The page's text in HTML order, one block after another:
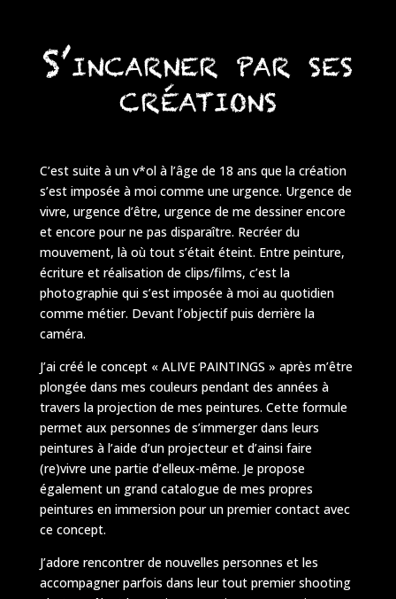
S’incarner par ses
créations
C’est suite à un v*ol à l’âge de 18 ans que la création
s’est imposée à moi comme une urgence. Urgence de
vivre, urgence d’être, urgence de me dessiner encore
et encore pour ne pas disparaître. Recréer du
mouvement, là où tout s’était éteint. Entre peinture,
écriture et réalisation de clips/films, c’est la
photographie qui s’est imposée à moi au quotidien
comme métier. Devant l’objectif puis derrière la
caméra.
J’ai créé le concept « ALIVE PAINTINGS » après m’être
plongée dans mes couleurs pendant des années à
travers la projection de mes peintures. Cette formule
permet aux personnes de s’immerger dans leurs
peintures à l’aide d’un projecteur et d’ainsi faire
(re)vivre une partie d’elleux-même. Je propose
également un grand catalogue de mes propres
peintures en immersion pour un premier contact avec
ce concept.
J’adore rencontrer de nouvelles personnes et les
accompagner parfois dans leur tout premier shooting